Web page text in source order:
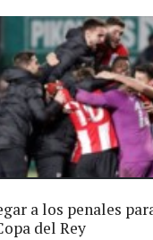
a los penales
del Rey